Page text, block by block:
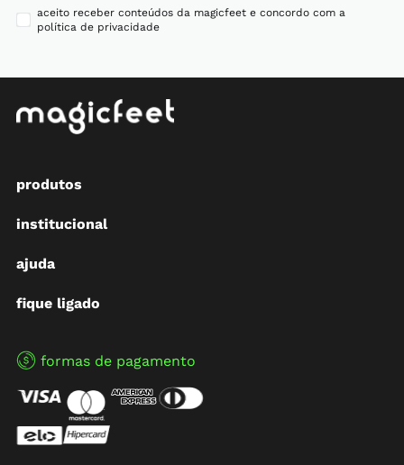
aceito receber conteúdos da magicfeet e concordo com a
política de privacidade
produtos
institucional
ajuda
fique ligado
formas de pagamento